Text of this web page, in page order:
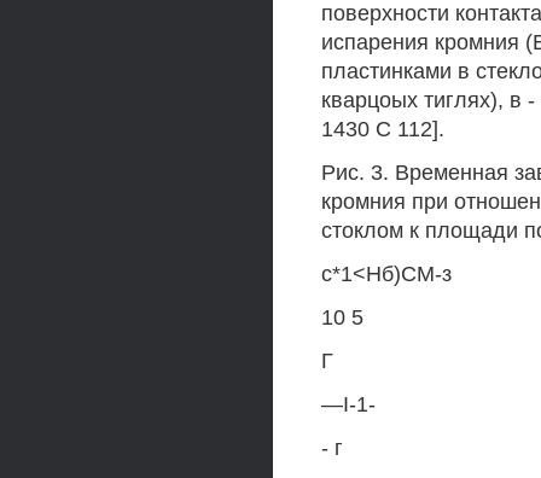
поверхности
испарения кромния
пластинками в
кварцоых тиглях), в
1430 С 112].
Рис. 3. Временная
кромния при
стоклом к площади
с*1<Нб)СМ-з
10 5
Г
—I-1-
- г